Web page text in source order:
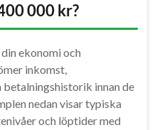
000 kr?
ekonomi och
inkomst,
innan de
nedan visar typiska
och löptider med